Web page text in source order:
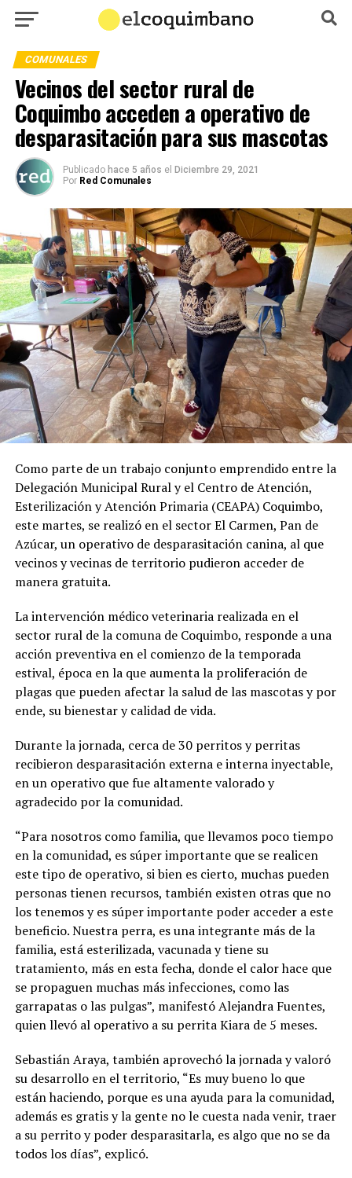
COMUNALES
Vecinos del sector rural de
Coquimbo acceden a operativo de
desparasitación para sus mascotas
Publicado hace 5 años el Diciembre 29, 2021
Por Red Comunales
Como parte de un trabajo conjunto emprendido entre la
Delegación Municipal Rural y el Centro de Atención,
Esterilización y Atención Primaria (CEAPA) Coquimbo,
este martes, se realizó en el sector El Carmen, Pan de
Azúcar, un operativo de desparasitación canina, al que
vecinos y vecinas de territorio pudieron acceder de
manera gratuita.
La intervención médico veterinaria realizada en el
sector rural de la comuna de Coquimbo, responde a una
acción preventiva en el comienzo de la temporada
estival, época en la que aumenta la proliferación de
plagas que pueden afectar la salud de las mascotas y por
ende, su bienestar y calidad de vida.
Durante la jornada, cerca de 30 perritos y perritas
recibieron desparasitación externa e interna inyectable,
en un operativo que fue altamente valorado y
agradecido por la comunidad.
“Para nosotros como familia, que llevamos poco tiempo
en la comunidad, es súper importante que se realicen
este tipo de operativo, si bien es cierto, muchas pueden
personas tienen recursos, también existen otras que no
los tenemos y es súper importante poder acceder a este
beneficio. Nuestra perra, es una integrante más de la
familia, está esterilizada, vacunada y tiene su
tratamiento, más en esta fecha, donde el calor hace que
se propaguen muchas más infecciones, como las
garrapatas o las pulgas”, manifestó Alejandra Fuentes,
quien llevó al operativo a su perrita Kiara de 5 meses.
Sebastián Araya, también aprovechó la jornada y valoró
su desarrollo en el territorio, “Es muy bueno lo que
están haciendo, porque es una ayuda para la comunidad,
además es gratis y la gente no le cuesta nada venir, traer
a su perrito y poder desparasitarla, es algo que no se da
todos los días”, explicó.